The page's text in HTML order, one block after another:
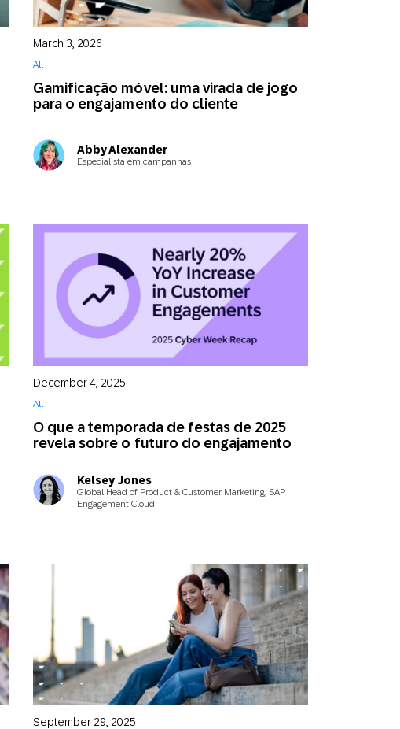
Gamificação móvel: uma virada de jogo
para o engajamento do cliente
March 3, 2026
All
Abby Alexander
Especialista em campanhas
O que a temporada de festas de 2025
revela sobre o futuro do engajamento
December 4, 2025
All
Kelsey Jones
Global Head of Product & Customer Marketing, SAP
Engagement Cloud
September 29, 2025